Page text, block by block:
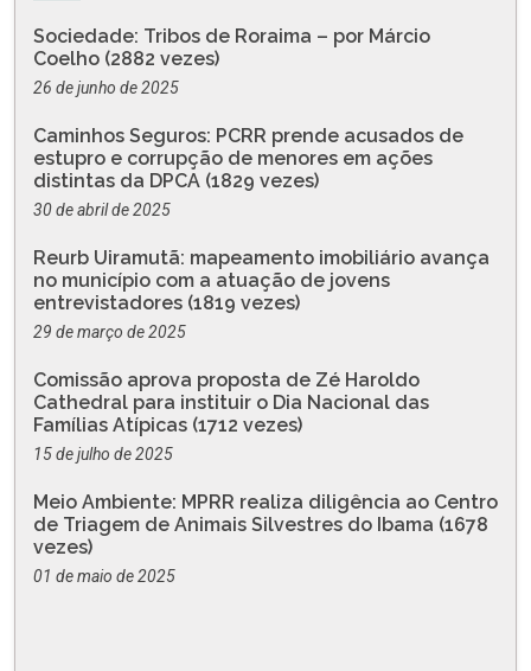
Sociedade: Tribos de Roraima – por Márcio
Coelho (2882 vezes)
26 de junho de 2025
Caminhos Seguros: PCRR prende acusados de
estupro e corrupção de menores em ações
distintas da DPCA (1829 vezes)
30 de abril de 2025
Reurb Uiramutã: mapeamento imobiliário avança
no município com a atuação de jovens
entrevistadores (1819 vezes)
29 de março de 2025
Comissão aprova proposta de Zé Haroldo
Cathedral para instituir o Dia Nacional das
Famílias Atípicas (1712 vezes)
15 de julho de 2025
Meio Ambiente: MPRR realiza diligência ao Centro
de Triagem de Animais Silvestres do Ibama (1678
vezes)
01 de maio de 2025